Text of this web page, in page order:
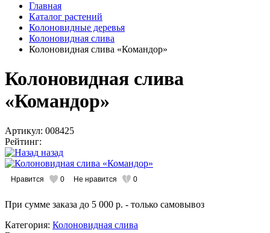
Главная
Каталог растений
Колоновидные деревья
Колоновидная слива
Колоновидная слива «Командор»
Колоновидная слива
«Командор»
Артикул: 008425
Рейтинг:
назад
Нравится 0 Не нравится 0
При сумме заказа до 5 000 р. - только самовывоз
Категория: Колоновидная слива